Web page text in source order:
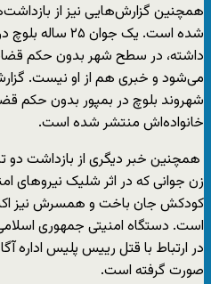
همچنین گزارش‌هایی نیز از
شده است. یک
داشته، در سطح شهر بدون حکم
می‌شود و خبری هم از او نیست.
شهروند بلوچ در بمپور بدون حکم
خانواده‌اش منتشر شده است.
همچنین خبر دیگری از بازداشت دو تن
زن جوانی که در اثر شلیک نیروهای
کودکش جان باخت و همسرش نیز
است. دستگاه امنیتی جمهوری
در ارتباط با قتل رییس پلیس
صورت گرفته است.